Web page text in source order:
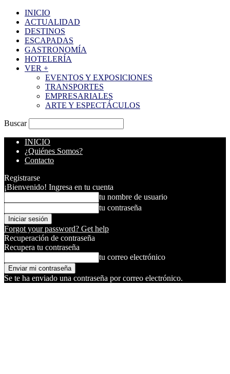
INICIO
ACTUALIDAD
DESTINOS
ESCAPADAS
GASTRONOMÍA
HOTELERÍA
VER +
EVENTOS Y EXPOSICIONES
TRANSPORTES
EMPRESARIALES
ARTE Y ESPECTÁCULOS
Buscar
INICIO
¿Quiénes Somos?
Contacto
Registrarse
¡Bienvenido! Ingresa en tu cuenta
tu nombre de usuario
tu contraseña
Forgot your password? Get help
Recuperación de contraseña
Recupera tu contraseña
tu correo electrónico
Se te ha enviado una contraseña por correo electrónico.